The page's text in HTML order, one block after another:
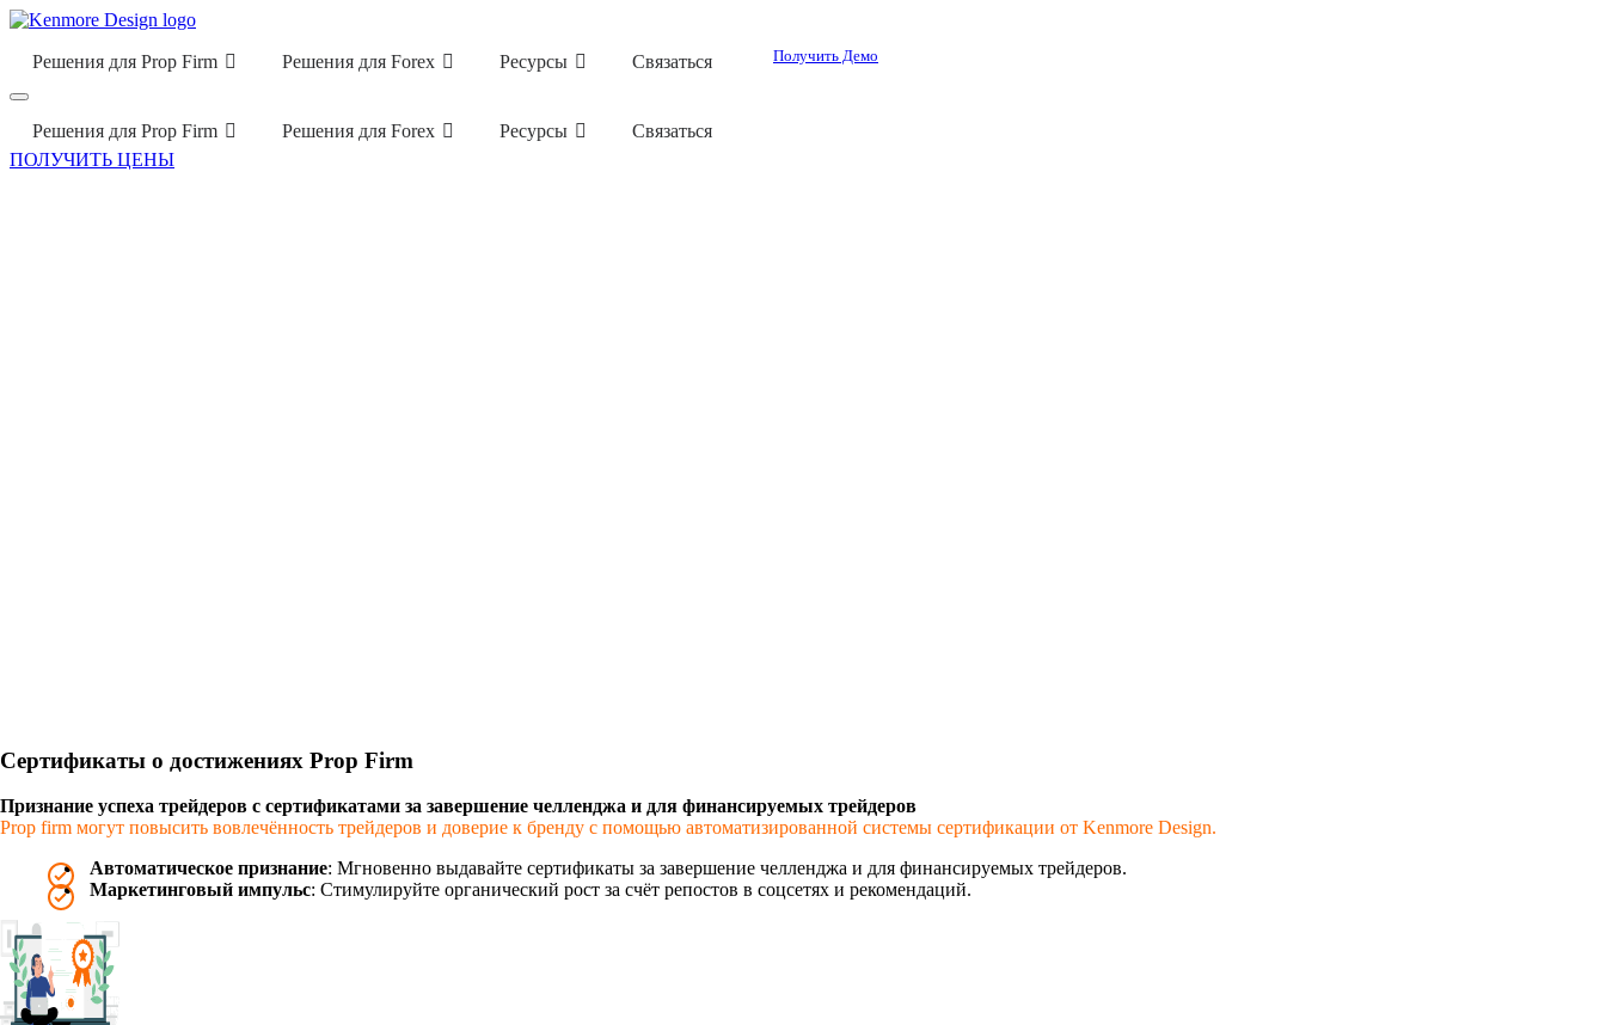
Решения для Prop Firm Решения для Forex Ресурсы Связаться Получить Демо
Решения для Prop Firm Решения для Forex Ресурсы
Связаться
ПОЛУЧИТЬ ЦЕНЫ
Сертификаты о достижениях Prop Firm
Признание успеха трейдеров с сертификатами за завершение челленджа и для финансируемых трейдеров
Prop firm могут повысить вовлечённость трейдеров и доверие к бренду с помощью автоматизированной системы сертификации от Kenmore Design.
Автоматическое признание: Мгновенно выдавайте сертификаты за завершение челленджа и для финансируемых трейдеров.
Маркетинговый импульс: Стимулируйте органический рост за счёт репостов в соцсетях и рекомендаций.